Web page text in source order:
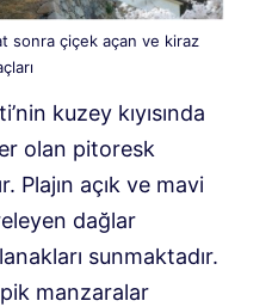
sonra çiçek açan ve kiraz
kuzey kıyısında
olan pitoresk
Plajın açık ve mavi
dağlar
sunmaktadır.
manzaralar